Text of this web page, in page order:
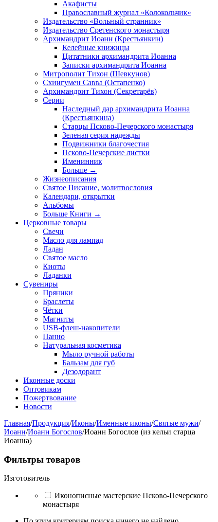
Акафисты
Православный журнал «Колокольчик»
Издательство «Вольный странник»
Издательство Сретенского монастыря
Архимандрит Иоанн (Крестьянкин)
Келейные книжицы
Цитатники архимандрита Иоанна
Записки архимандрита Иоанна
Митрополит Тихон (Шевкунов)
Схиигумен Савва (Остапенко)
Архимандрит Тихон (Секретарёв)
Серии
Наследный дар архимандрита Иоанна
(Крестьянкина)
Старцы Псково-Печерского монастыря
Зеленая серия надежды
Подвижники благочестия
Псково-Печерские листки
Именинник
Больше →
Жизнеописания
Святое Писание, молитвословия
Календари, открытки
Альбомы
Больше Книги →
Церковные товары
Свечи
Масло для лампад
Ладан
Святое масло
Киоты
Ладанки
Сувениры
Пряники
Браслеты
Чётки
Магниты
USB-флеш-накопители
Панно
Натуральная косметика
Мыло ручной работы
Бальзам для губ
Дезодорант
Иконные доски
Оптовикам
Пожертвование
Новости
Главная/Продукция/Иконы/Именные иконы/Святые мужи/
Иоанн/Иоанн Богослов/Иоанн Богослов (из кельи старца
Иоанна)
Фильтры товаров
Изготовитель
Иконописные мастерские Псково-Печерского
монастыря